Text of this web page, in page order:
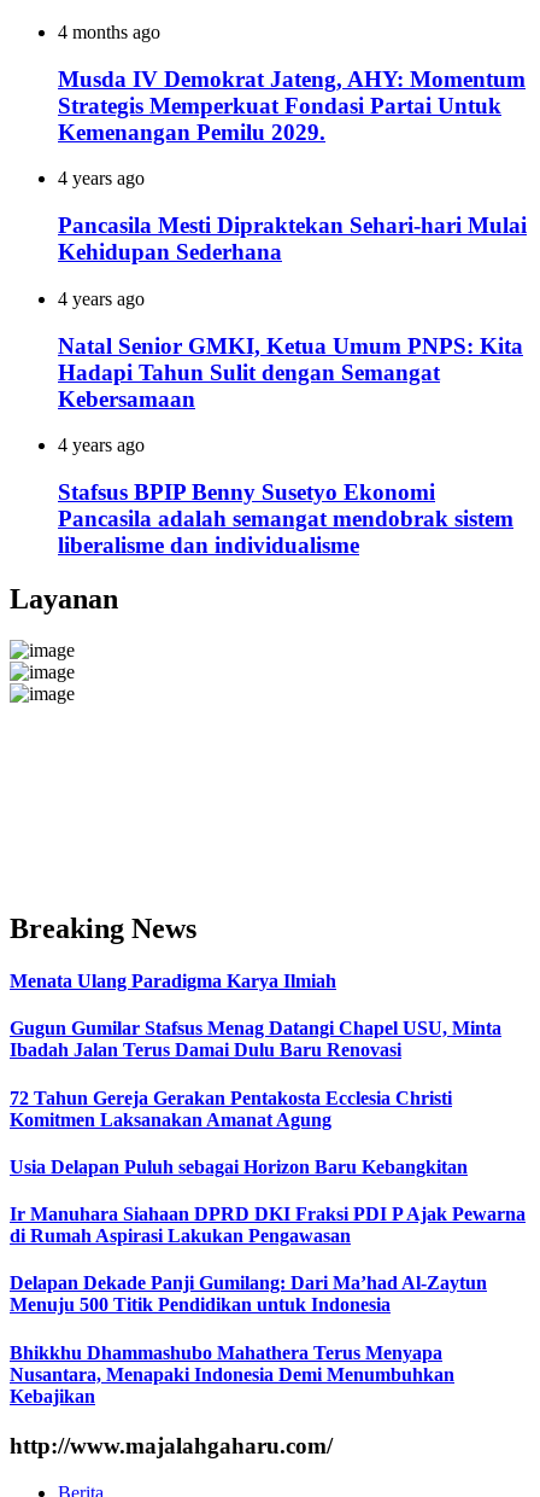
4 months ago
Musda IV Demokrat Jateng, AHY: Momentum
Strategis Memperkuat Fondasi Partai Untuk
Kemenangan Pemilu 2029.
4 years ago
Pancasila Mesti Dipraktekan Sehari-hari Mulai
Kehidupan Sederhana
4 years ago
Natal Senior GMKI, Ketua Umum PNPS: Kita
Hadapi Tahun Sulit dengan Semangat
Kebersamaan
4 years ago
Stafsus BPIP Benny Susetyo Ekonomi
Pancasila adalah semangat mendobrak sistem
liberalisme dan individualisme
Layanan
Breaking News
Menata Ulang Paradigma Karya Ilmiah
Gugun Gumilar Stafsus Menag Datangi Chapel USU, Minta
Ibadah Jalan Terus Damai Dulu Baru Renovasi
72 Tahun Gereja Gerakan Pentakosta Ecclesia Christi
Komitmen Laksanakan Amanat Agung
Usia Delapan Puluh sebagai Horizon Baru Kebangkitan
Ir Manuhara Siahaan DPRD DKI Fraksi PDI P Ajak Pewarna
di Rumah Aspirasi Lakukan Pengawasan
Delapan Dekade Panji Gumilang: Dari Ma’had Al-Zaytun
Menuju 500 Titik Pendidikan untuk Indonesia
Bhikkhu Dhammashubo Mahathera Terus Menyapa
Nusantara, Menapaki Indonesia Demi Menumbuhkan
Kebajikan
http://www.majalahgaharu.com/
Berita